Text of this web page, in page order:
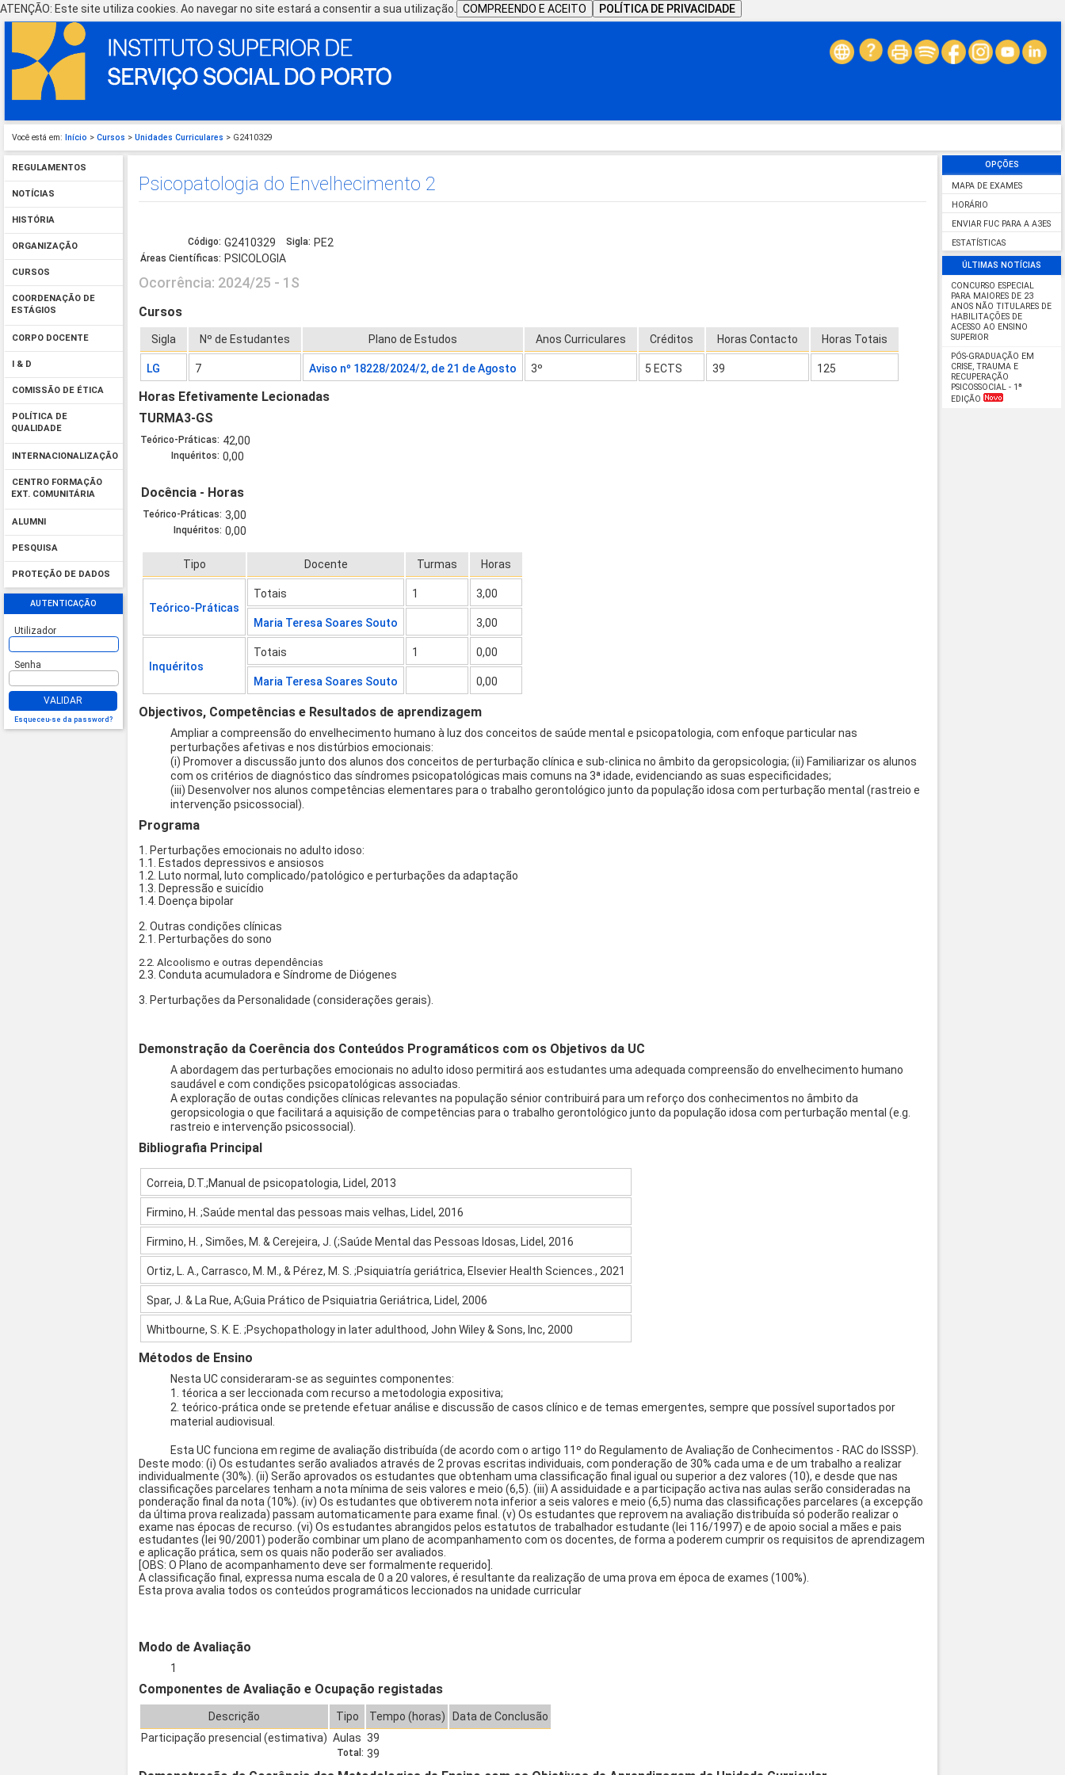
ATENÇÃO: Este site utiliza cookies. Ao navegar no site estará a consentir a sua utilização. COMPREENDO E ACEITO POLÍTICA DE PRIVACIDADE
Você está em: Início > Cursos > Unidades Curriculares > G2410329
REGULAMENTOS
NOTÍCIAS
HISTÓRIA
ORGANIZAÇÃO
CURSOS
COORDENAÇÃO DE
ESTÁGIOS
CORPO DOCENTE
I & D
COMISSÃO DE ÉTICA
POLÍTICA DE
QUALIDADE
INTERNACIONALIZAÇÃO
CENTRO FORMAÇÃO
EXT. COMUNITÁRIA
ALUMNI
PESQUISA
PROTEÇÃO DE DADOS
AUTENTICAÇÃO
Utilizador
Senha
VALIDAR
Esqueceu-se da password?
OPÇÕES
MAPA DE EXAMES
HORÁRIO
ENVIAR FUC PARA A A3ES
ESTATÍSTICAS
ÚLTIMAS NOTÍCIAS
CONCURSO ESPECIAL
PARA MAIORES DE 23
ANOS NÃO TITULARES DE
HABILITAÇÕES DE
ACESSO AO ENSINO
SUPERIOR
PÓS-GRADUAÇÃO EM
CRISE, TRAUMA E
RECUPERAÇÃO
PSICOSSOCIAL - 1ª
EDIÇÃO
Psicopatologia do Envelhecimento 2
Código: G2410329 Sigla: PE2
Áreas Científicas: PSICOLOGIA
Ocorrência: 2024/25 - 1S
Cursos
Sigla Nº de Estudantes Plano de Estudos Anos Curriculares Créditos Horas Contacto Horas Totais
LG 7 Aviso nº 18228/2024/2, de 21 de Agosto 3º 5 ECTS 39 125
Horas Efetivamente Lecionadas
TURMA3-GS
Teórico-Práticas: 42,00
Inquéritos: 0,00
Docência - Horas
Teórico-Práticas: 3,00
Inquéritos: 0,00
Tipo Docente Turmas Horas
Teórico-Práticas
Totais 1 3,00
Maria Teresa Soares Souto 3,00
Inquéritos
Totais 1 0,00
Maria Teresa Soares Souto 0,00
Objectivos, Competências e Resultados de aprendizagem
Ampliar a compreensão do envelhecimento humano à luz dos conceitos de saúde mental e psicopatologia, com enfoque particular nas
perturbações afetivas e nos distúrbios emocionais:
(i) Promover a discussão junto dos alunos dos conceitos de perturbação clínica e sub-clinica no âmbito da geropsicologia; (ii) Familiarizar os alunos
com os critérios de diagnóstico das síndromes psicopatológicas mais comuns na 3ª idade, evidenciando as suas especificidades;
(iii) Desenvolver nos alunos competências elementares para o trabalho gerontológico junto da população idosa com perturbação mental (rastreio e
intervenção psicossocial).
Programa
1. Perturbações emocionais no adulto idoso:
1.1. Estados depressivos e ansiosos
1.2. Luto normal, luto complicado/patológico e perturbações da adaptação
1.3. Depressão e suicídio
1.4. Doença bipolar
2. Outras condições clínicas
2.1. Perturbações do sono
2.2. Alcoolismo e outras dependências
2.3. Conduta acumuladora e Síndrome de Diógenes
3. Perturbações da Personalidade (considerações gerais).
Demonstração da Coerência dos Conteúdos Programáticos com os Objetivos da UC
A abordagem das perturbações emocionais no adulto idoso permitirá aos estudantes uma adequada compreensão do envelhecimento humano
saudável e com condições psicopatológicas associadas.
A exploração de outas condições clínicas relevantes na população sénior contribuirá para um reforço dos conhecimentos no âmbito da
geropsicologia o que facilitará a aquisição de competências para o trabalho gerontológico junto da população idosa com perturbação mental (e.g.
rastreio e intervenção psicossocial).
Bibliografia Principal
Correia, D.T.;Manual de psicopatologia, Lidel, 2013
Firmino, H. ;Saúde mental das pessoas mais velhas, Lidel, 2016
Firmino, H. , Simões, M. & Cerejeira, J. (;Saúde Mental das Pessoas Idosas, Lidel, 2016
Ortiz, L. A., Carrasco, M. M., & Pérez, M. S. ;Psiquiatría geriátrica, Elsevier Health Sciences., 2021
Spar, J. & La Rue, A;Guia Prático de Psiquiatria Geriátrica, Lidel, 2006
Whitbourne, S. K. E. ;Psychopathology in later adulthood, John Wiley & Sons, Inc, 2000
Métodos de Ensino
Nesta UC consideraram-se as seguintes componentes:
1. téorica a ser leccionada com recurso a metodologia expositiva;
2. teórico-prática onde se pretende efetuar análise e discussão de casos clínico e de temas emergentes, sempre que possível suportados por
material audiovisual.
Esta UC funciona em regime de avaliação distribuída (de acordo com o artigo 11º do Regulamento de Avaliação de Conhecimentos - RAC do ISSSP).
Deste modo: (i) Os estudantes serão avaliados através de 2 provas escritas individuais, com ponderação de 30% cada uma e de um trabalho a realizar
individualmente (30%). (ii) Serão aprovados os estudantes que obtenham uma classificação final igual ou superior a dez valores (10), e desde que nas
classificações parcelares tenham a nota mínima de seis valores e meio (6,5). (iii) A assiduidade e a participação activa nas aulas serão consideradas na
ponderação final da nota (10%). (iv) Os estudantes que obtiverem nota inferior a seis valores e meio (6,5) numa das classificações parcelares (a excepção
da última prova realizada) passam automaticamente para exame final. (v) Os estudantes que reprovem na avaliação distribuída só poderão realizar o
exame nas épocas de recurso. (vi) Os estudantes abrangidos pelos estatutos de trabalhador estudante (lei 116/1997) e de apoio social a mães e pais
estudantes (lei 90/2001) poderão combinar um plano de acompanhamento com os docentes, de forma a poderem cumprir os requisitos de aprendizagem
e aplicação prática, sem os quais não poderão ser avaliados.
[OBS: O Plano de acompanhamento deve ser formalmente requerido].
A classificação final, expressa numa escala de 0 a 20 valores, é resultante da realização de uma prova em época de exames (100%).
Esta prova avalia todos os conteúdos programáticos leccionados na unidade curricular
Modo de Avaliação
1
Componentes de Avaliação e Ocupação registadas
Descrição Tipo Tempo (horas)
Data de Conclusão
Participação presencial (estimativa) Aulas 39
Total: 39